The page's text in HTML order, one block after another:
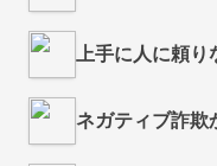
上手に人に頼り
ネガティブ詐